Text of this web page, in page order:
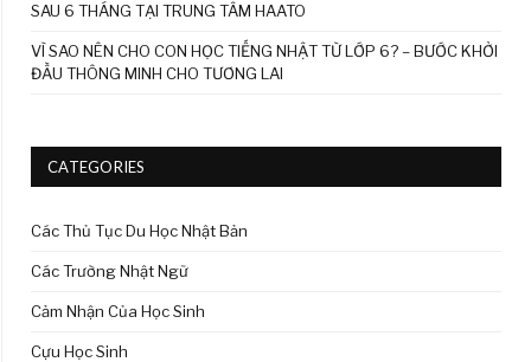
SAU 6 THÁNG TẠI TRUNG TÂM HAATO
VÌ SAO NÊN CHO CON HỌC TIẾNG NHẬT TỪ LỚP 6? – BƯỚC KHỞI
ĐẦU THÔNG MINH CHO TƯƠNG LAI
CATEGORIES
Các Thủ Tục Du Học Nhật Bản
Các Trường Nhật Ngữ
Cảm Nhận Của Học Sinh
Cựu Học Sinh